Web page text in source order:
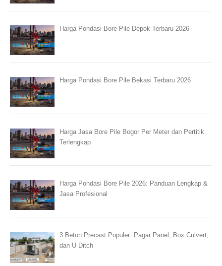
Harga Pondasi Bore Pile Depok Terbaru 2026
Harga Pondasi Bore Pile Bekasi Terbaru 2026
Harga Jasa Bore Pile Bogor Per Meter dan Pertitik
Terlengkap
Harga Pondasi Bore Pile 2026: Panduan Lengkap &
Jasa Profesional
3 Beton Precast Populer: Pagar Panel, Box Culvert,
dan U Ditch